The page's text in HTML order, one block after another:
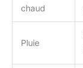
chaud
Pluie